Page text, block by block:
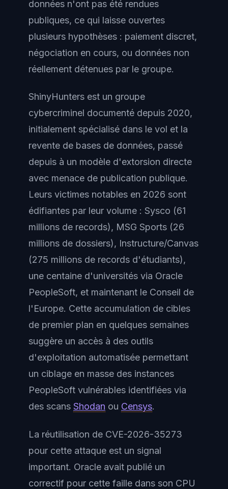
données n'ont pas été rendues
publiques, ce qui laisse ouvertes
plusieurs hypothèses : paiement discret,
négociation en cours, ou données non
réellement détenues par le groupe.
ShinyHunters est un groupe
cybercriminel documenté depuis 2020,
initialement spécialisé dans le vol et la
revente de bases de données, passé
depuis à un modèle d'extorsion directe
avec menace de publication publique.
Leurs victimes notables en 2026 sont
édifiantes par leur volume : Sysco (61
millions de records), MSG Sports (26
millions de dossiers), Instructure/Canvas
(275 millions de records d'étudiants),
une centaine d'universités via Oracle
PeopleSoft, et maintenant le Conseil de
l'Europe. Cette accumulation de cibles
de premier plan en quelques semaines
suggère un accès à des outils
d'exploitation automatisée permettant
un ciblage en masse des instances
PeopleSoft vulnérables identifiées via
des scans Shodan ou Censys.
La réutilisation de CVE-2026-35273
pour cette attaque est un signal
important. Oracle avait publié un
correctif pour cette faille dans son CPU